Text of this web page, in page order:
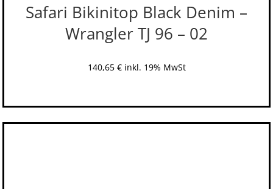
Safari Bikinitop Black Denim –
Wrangler TJ 96 – 02
140,65 € inkl. 19% MwSt